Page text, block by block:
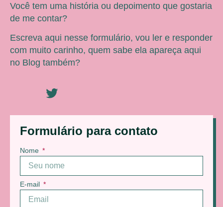
Formulário para contato
Nome
E-mail
Você tem uma história ou depoimento que gostaria
de me contar?
Escreva aqui nesse formulário, vou ler e responder
com muito carinho, quem sabe ela apareça aqui
no Blog também?